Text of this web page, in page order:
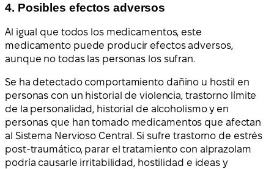
4. Posibles efectos adversos
Al igual que todos los medicamentos, este
medicamento puede producir efectos adversos,
aunque no todas las personas los sufran.
Se ha detectado comportamiento dañino u hostil en
personas con un historial de violencia, trastorno límite
de la personalidad, historial de alcoholismo y en
personas que han tomado medicamentos que afectan
al Sistema Nervioso Central. Si sufre trastorno de estrés
post-traumático, parar el tratamiento con alprazolam
podría causarle irritabilidad, hostilidad e ideas y